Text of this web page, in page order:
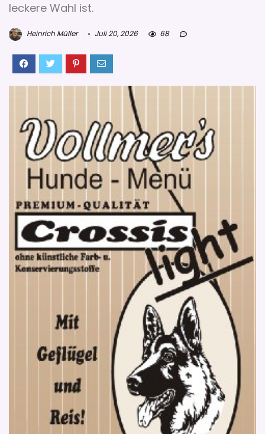
leckere Wahl ist.
Heinrich Müller Juli 20, 2026 68